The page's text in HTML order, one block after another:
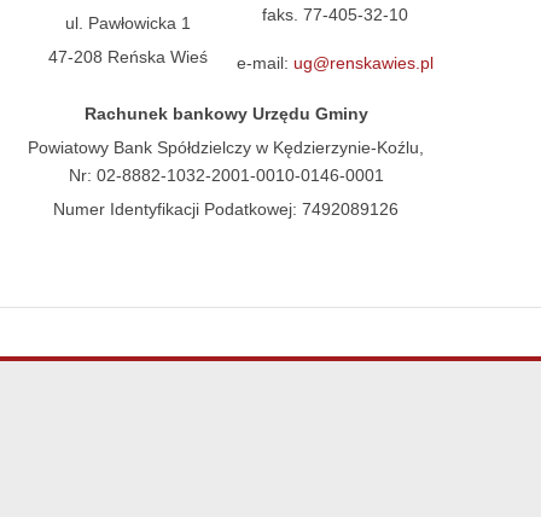
ul. Pawłowicka 1
47-208 Reńska Wieś
faks. 77-405-32-10
e-mail: ug@renskawies.pl
Rachunek bankowy Urzędu Gminy
Powiatowy Bank Spółdzielczy w Kędzierzynie-Koźlu,
Nr: 02-8882-1032-2001-0010-0146-0001
Numer Identyfikacji Podatkowej: 7492089126